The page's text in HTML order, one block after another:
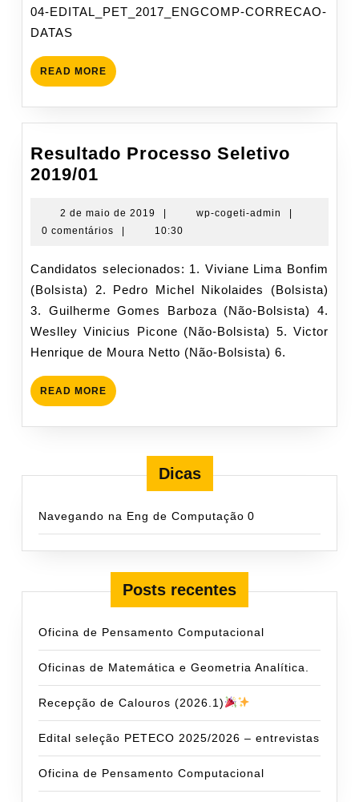
04-EDITAL_PET_2017_ENGCOMP-CORRECAO-
DATAS
READ MORE READ
MORE
Resultado Processo Seletivo
2019/01
Seletivo
2019/01
2 de maio de 2019
2
de
de
2019
wp-cogeti-admin
wp-
0 comentários
10:30
Candidatos selecionados: 1. Viviane Lima Bonfim
(Bolsista) 2. Pedro Michel Nikolaides (Bolsista)
3. Guilherme Gomes Barboza (Não-Bolsista) 4.
Weslley Vinicius Picone (Não-Bolsista) 5. Victor
Henrique de Moura Netto (Não-Bolsista) 6.
READ MORE READ
MORE
Dicas
Navegando na Eng de Computação 0
Posts recentes
Oficina de Pensamento Computacional
Oficinas de Matemática e Geometria Analítica.
Recepção de Calouros (2026.1)
Edital seleção PETECO 2025/2026 – entrevistas
Oficina de Pensamento Computacional